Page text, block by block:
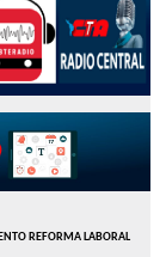
REFORMA LABORAL